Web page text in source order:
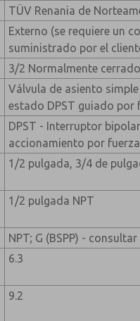
TÜV Renania de
Externo (se requiere un
suministrado por el
3/2 Normalmente cerrado
Válvula de asiento
estado DPST guiado por
DPST - Interruptor
accionamiento por
1/2 pulgada, 3/4 de
1/2 pulgada NPT
NPT; G (BSPP) - consultar
6.3
9.2